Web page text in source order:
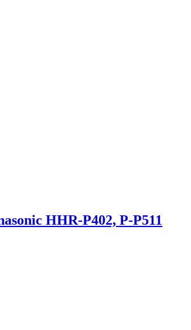
HHR-P402, P-P511